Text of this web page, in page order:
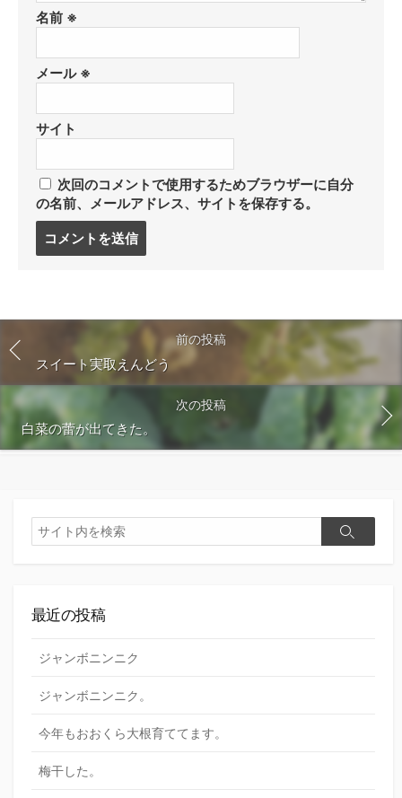
名前 ※
メール ※
サイト
次回のコメントで使用するためブラウザーに自分
の名前、メールアドレス、サイトを保存する。
る
前の投稿
スイート実取えんどう
次の投稿
白菜の蕾が出てきた。
検
索
検
最近の投稿
ジャンボニンニク
ジャンボニンニク。
今年もおおくら大根育ててます。
梅干した。